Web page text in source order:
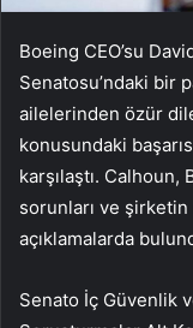
Boeing CEO’su
Senatosu’ndaki bir
ailelerinden özür
konusundaki
karşılaştı. Calhoun,
sorunları ve şirketin
açıklamalarda
Senato İç Güvenlik